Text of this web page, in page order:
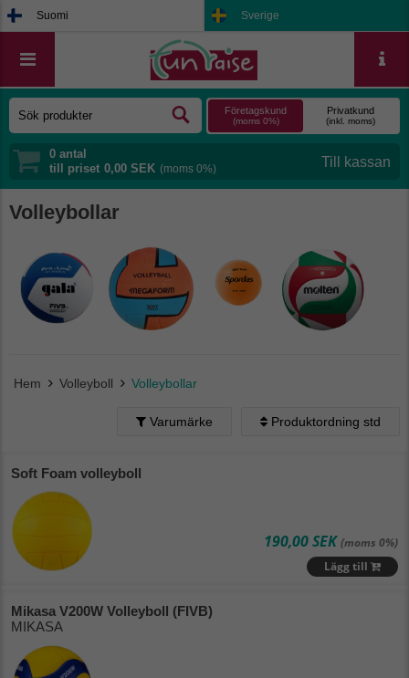
Suomi Sverige
Företagskund
(moms 0%)
Privatkund
(inkl. moms)
0 antal
till priset 0,00 SEK (moms 0%)
Volleybollar
Hem Volleyboll Volleybollar
Varumärke Produktordning std
Produktordning std
Alfabetisk (Ö - A)
Lägsta pris
Högsta pris
Varumärke (A - Ö)
Varumärke (Ö - A)
Soft Foam volleyboll
190,00 SEK(moms 0%)
Lägg till
Mikasa V200W Volleyboll (FIVB)
MIKASA